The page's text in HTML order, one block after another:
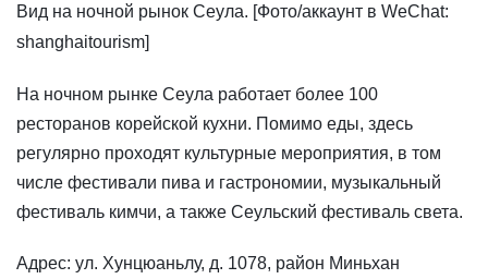
​Вид на ночной рынок Сеула. [Фото/аккаунт в WeChat:
shanghaitourism]
На ночном рынке Сеула работает более 100
ресторанов корейской кухни. Помимо еды, здесь
регулярно проходят культурные мероприятия, в том
числе фестивали пива и гастрономии, музыкальный
фестиваль кимчи, а также Сеульский фестиваль света.
Адрес: ул. Хунцюаньлу, д. 1078, район Миньхан